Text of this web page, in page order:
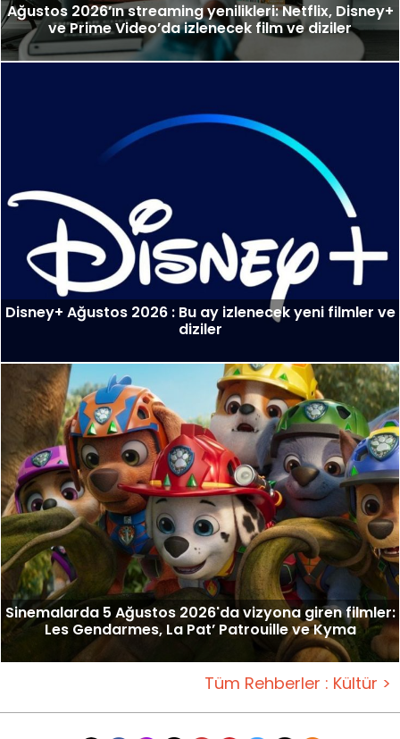
Ağustos 2026’ın streaming yenilikleri: Netflix, Disney+
ve Prime Video’da izlenecek film ve diziler
Disney+ Ağustos 2026 : Bu ay izlenecek yeni filmler ve
diziler
Sinemalarda 5 Ağustos 2026'da vizyona giren filmler:
Les Gendarmes, La Pat’ Patrouille ve Kyma
Tüm Rehberler : Kültür >